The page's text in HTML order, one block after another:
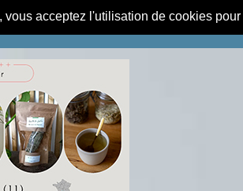
acceptez l'utilisation de cookies